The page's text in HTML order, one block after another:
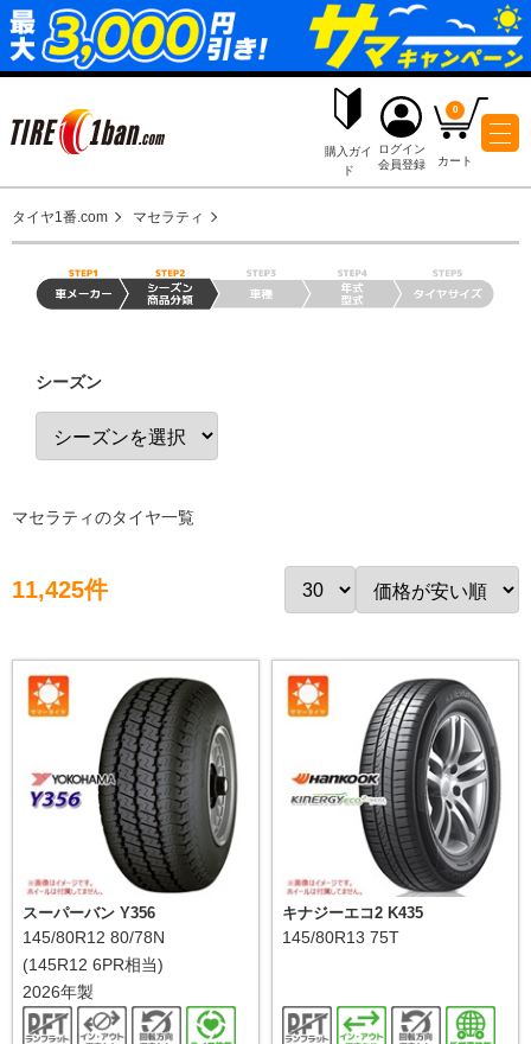
購入ガイ ログイン
タイヤ1番.com マセラティ
シーズン
マセラティのタイヤ一覧
11,425件
スーパーバン Y356
145/80R12 80/78N
(145R12 6PR相当)
2026年製
キナジーエコ2 K435
145/80R13 75T